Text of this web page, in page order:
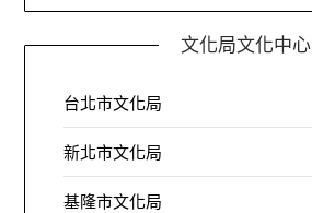
文化局文化中心
台北市文化局
新北市文化局
基隆市文化局